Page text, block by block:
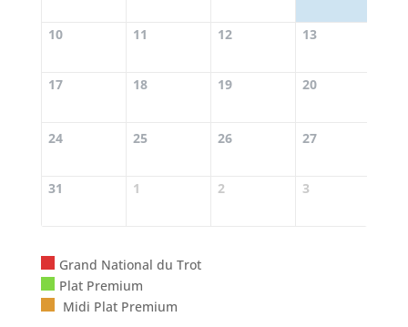
10 11 12 13
17 18 19 20
24 25 26 27
31 1 2 3
Grand National du Trot
Plat Premium
Midi Plat Premium